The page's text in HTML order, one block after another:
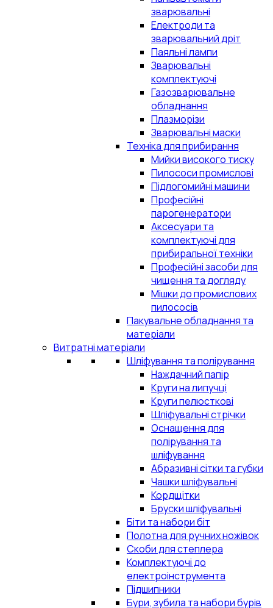
зварювальні
Електроди та
зварювальний дріт
Паяльні лампи
Зварювальні
комплектуючі
Газозварювальне
обладнання
Плазморізи
Зварювальні маски
Техніка для прибирання
Мийки високого тиску
Пилососи промислові
Підлогомийні машини
Професійні
парогенератори
Аксесуари та
комплектуючі для
прибиральної техніки
Професійні засоби для
чищення та догляду
Мішки до промислових
пилососів
Пакувальне обладнання та
матеріали
Витратні матеріали
Шліфування та полірування
Наждачний папір
Круги на липучці
Круги пелюсткові
Шліфувальні стрічки
Оснащення для
полірування та
шліфування
Абразивні сітки та губки
Чашки шліфувальні
Кордщітки
Бруски шліфувальні
Біти та набори біт
Полотна для ручних ножівок
Скоби для степлера
Комплектуючі до
електроінструмента
Підшипники
Бури, зубила та набори бурів